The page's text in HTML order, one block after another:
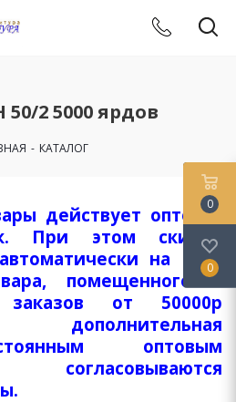
2 5000 ярдов
- КАТАЛОГ
действует оптовая
При этом скидка
на весь
помещенного в
от 50000р
дополнительная
оптовым
0
0